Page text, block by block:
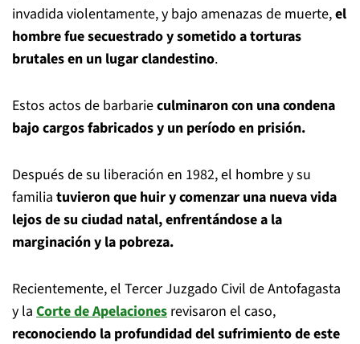
invadida violentamente, y bajo amenazas de muerte,el
hombre fue secuestrado y sometido a torturas
brutales en un lugar clandestino.
Estos actos de barbarieculminaron con una condena
bajo cargos fabricados y un período en prisión.
Después de su liberación en 1982, el hombre y su
familia tuvieron que huir y comenzar una nueva vida
lejos de su ciudad natal, enfrentándose a la
marginación y la pobreza.
Recientemente, el Tercer Juzgado Civil de Antofagasta
y la Corte de Apelaciones revisaron el caso,
reconociendo la profundidad del sufrimiento de este